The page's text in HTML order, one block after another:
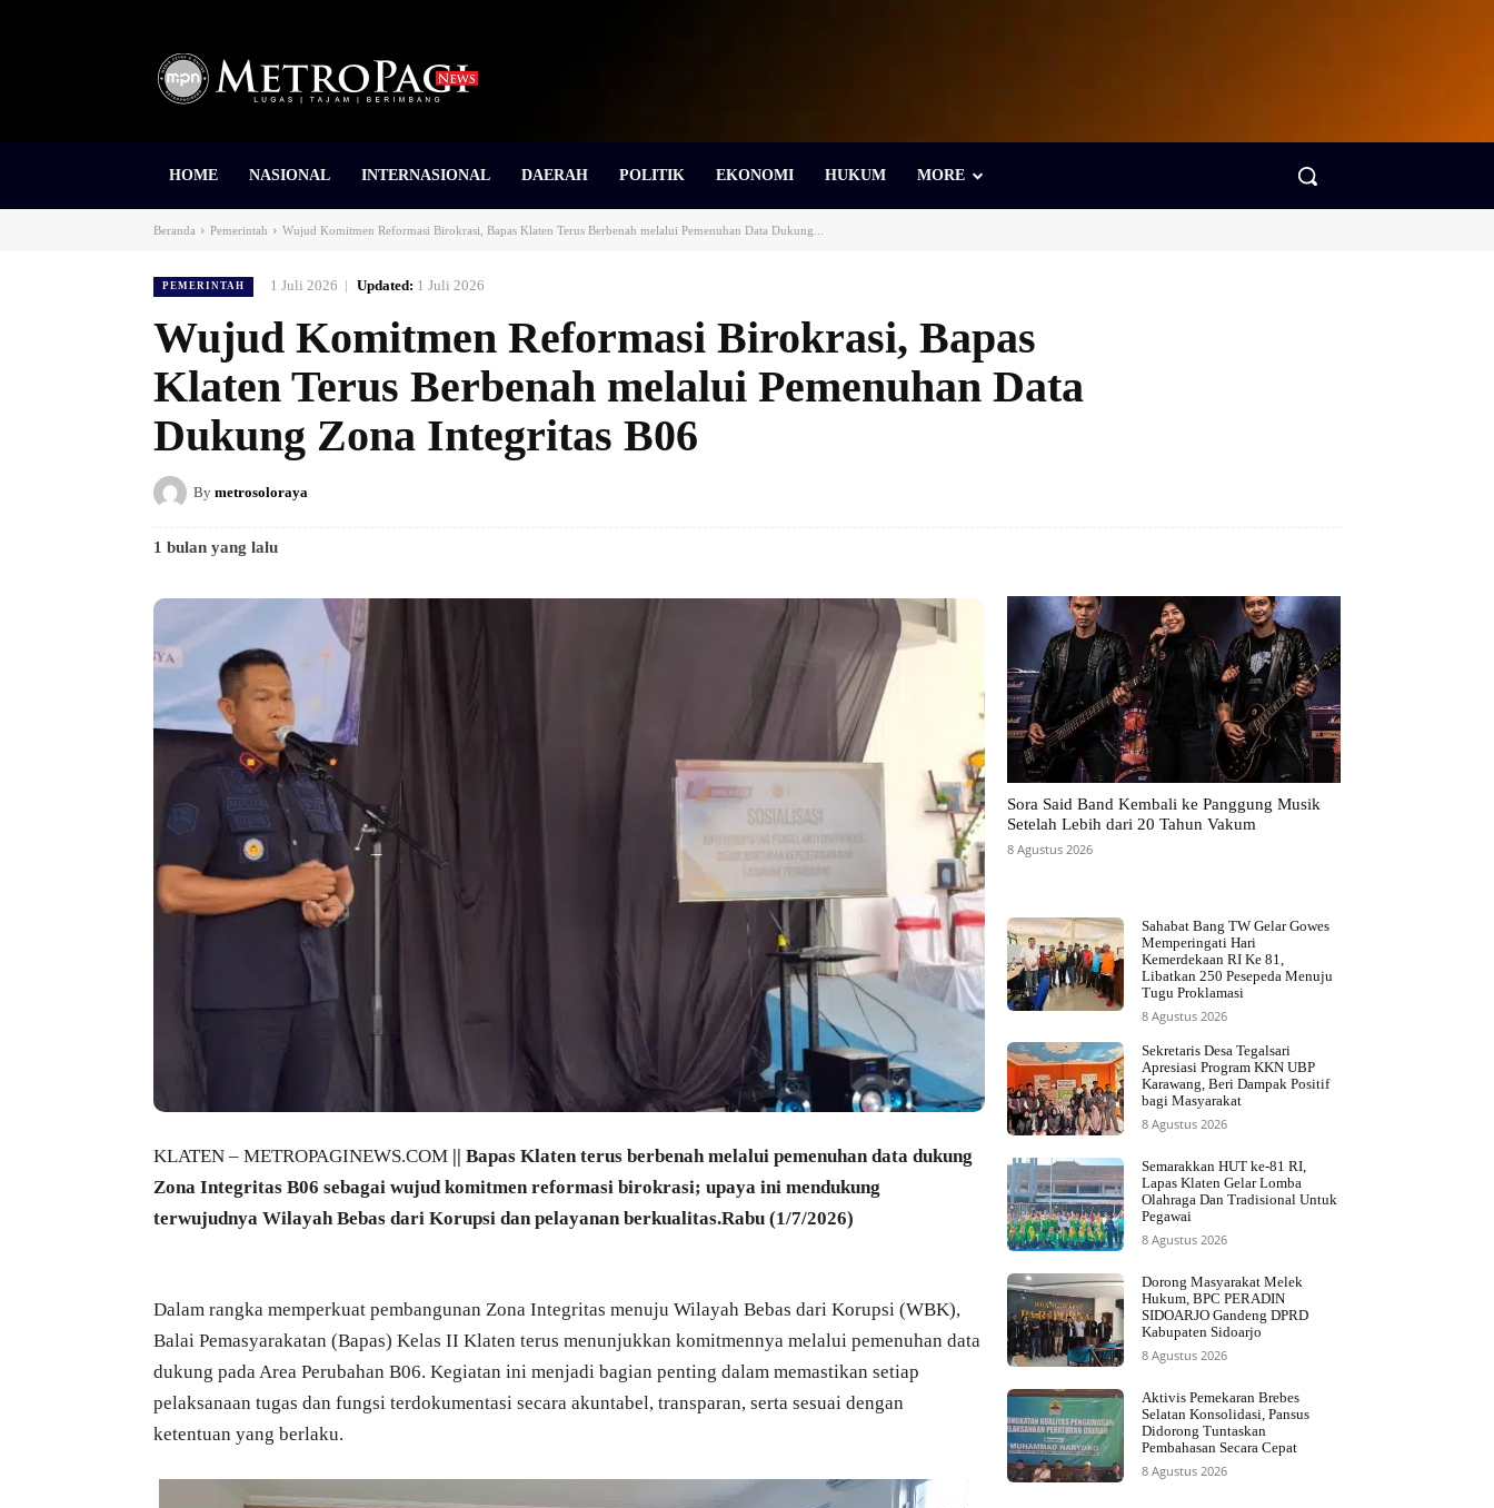
HOME NASIONAL INTERNASIONAL DAERAH POLITIK EKONOMI HUKUM MORE
Beranda Pemerintah Wujud Komitmen Reformasi Birokrasi, Bapas Klaten Terus Berbenah melalui Pemenuhan Data Dukung...
PEMERINTAH 1 Juli 2026 Updated: 1 Juli 2026
Wujud Komitmen Reformasi Birokrasi, Bapas
Klaten Terus Berbenah melalui Pemenuhan Data
Dukung Zona Integritas B06
By metrosoloraya
1 bulan yang lalu
KLATEN – METROPAGINEWS.COM || Bapas Klaten terus berbenah melalui pemenuhan data dukung
Zona Integritas B06 sebagai wujud komitmen reformasi birokrasi; upaya ini mendukung
terwujudnya Wilayah Bebas dari Korupsi dan pelayanan berkualitas.Rabu (1/7/2026)
Dalam rangka memperkuat pembangunan Zona Integritas menuju Wilayah Bebas dari Korupsi (WBK),
Balai Pemasyarakatan (Bapas) Kelas II Klaten terus menunjukkan komitmennya melalui pemenuhan data
dukung pada Area Perubahan B06. Kegiatan ini menjadi bagian penting dalam memastikan setiap
pelaksanaan tugas dan fungsi terdokumentasi secara akuntabel, transparan, serta sesuai dengan
ketentuan yang berlaku.
Sora Said Band Kembali ke Panggung Musik
Setelah Lebih dari 20 Tahun Vakum
8 Agustus 2026
Sahabat Bang TW Gelar Gowes
Memperingati Hari
Kemerdekaan RI Ke 81,
Libatkan 250 Pesepeda Menuju
Tugu Proklamasi
8 Agustus 2026
Sekretaris Desa Tegalsari
Apresiasi Program KKN UBP
Karawang, Beri Dampak Positif
bagi Masyarakat
8 Agustus 2026
Semarakkan HUT ke-81 RI,
Lapas Klaten Gelar Lomba
Olahraga Dan Tradisional Untuk
Pegawai
8 Agustus 2026
Dorong Masyarakat Melek
Hukum, BPC PERADIN
SIDOARJO Gandeng DPRD
Kabupaten Sidoarjo
8 Agustus 2026
Aktivis Pemekaran Brebes
Selatan Konsolidasi, Pansus
Didorong Tuntaskan
Pembahasan Secara Cepat
8 Agustus 2026